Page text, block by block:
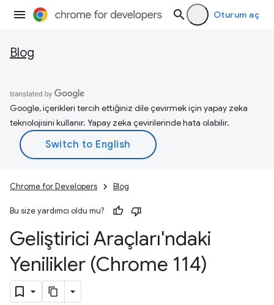
Oturum aç
Blog
Google, içerikleri tercih ettiğiniz dile çevirmek için yapay zeka
teknolojisini kullanır. Yapay zeka çevirilerinde hata olabilir.
Chrome for Developers Blog
Bu size yardımcı oldu mu?
Geliştirici Araçları'ndaki
Yenilikler (Chrome 114)